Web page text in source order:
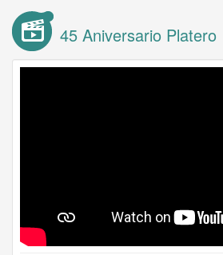
45 Aniversario Platero